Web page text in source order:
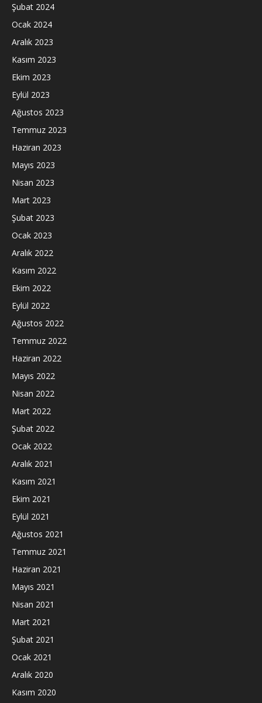
Şubat 2024
Ocak 2024
Aralık 2023
Kasım 2023
Ekim 2023
Eylül 2023
Ağustos 2023
Temmuz 2023
Haziran 2023
Mayıs 2023
Nisan 2023
Mart 2023
Şubat 2023
Ocak 2023
Aralık 2022
Kasım 2022
Ekim 2022
Eylül 2022
Ağustos 2022
Temmuz 2022
Haziran 2022
Mayıs 2022
Nisan 2022
Mart 2022
Şubat 2022
Ocak 2022
Aralık 2021
Kasım 2021
Ekim 2021
Eylül 2021
Ağustos 2021
Temmuz 2021
Haziran 2021
Mayıs 2021
Nisan 2021
Mart 2021
Şubat 2021
Ocak 2021
Aralık 2020
Kasım 2020